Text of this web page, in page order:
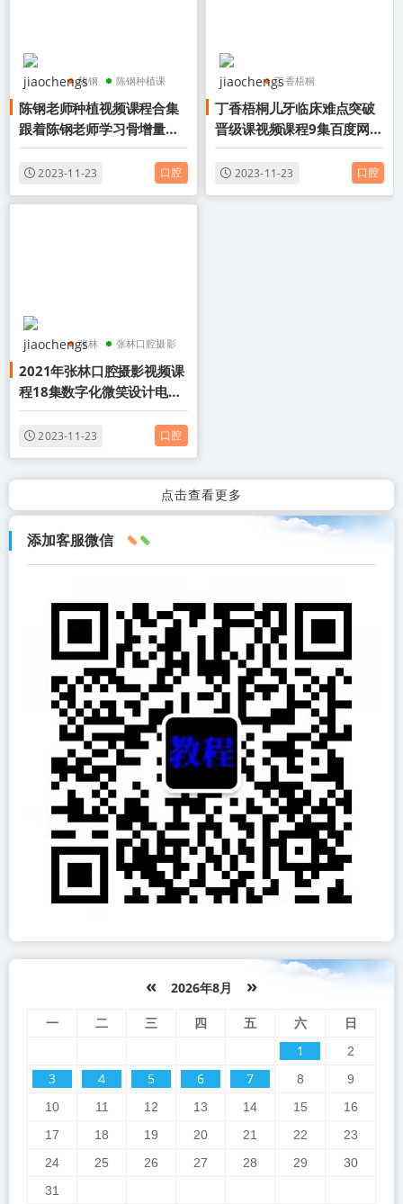
陈钢 陈钢种植课
陈钢口腔课
陈钢老师种植视频课程合集
跟着陈钢老师学习骨增量百
度网盘下载学习
2023-11-23 口腔
丁香梧桐
儿牙临床难点突破晋级
课
儿牙临床难点
丁香梧桐儿牙临床难点突破
晋级课视频课程9集百度网盘
下载学习
2023-11-23 口腔
张林 张林口腔摄影
张林数字化微笑设计
2021年张林口腔摄影视频课
程18集数字化微笑设计电子
书pdf完整版本百度网盘下
载学习
2023-11-23 口腔
点击查看更多
添加客服微信
« 2026年8月 »
一 二 三 四 五 六 日
1 2
3 4 5 6 7 8
9
10
11 12 13 14 15
16
17
18 19 20 21 22
23
24
25 26 27 28 29
30
31